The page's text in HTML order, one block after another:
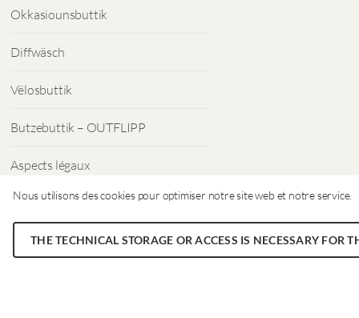
Nous utilisons des cookies pour optimiser notre site web et notre service.
THE TECHNICAL STORAGE OR ACCESS IS NECESSARY FOR
Okkasiounsbuttik
Diffwäsch
Vëlosbuttik
Butzebuttik – OUTFLIPP
Aspects légaux
Protection des données